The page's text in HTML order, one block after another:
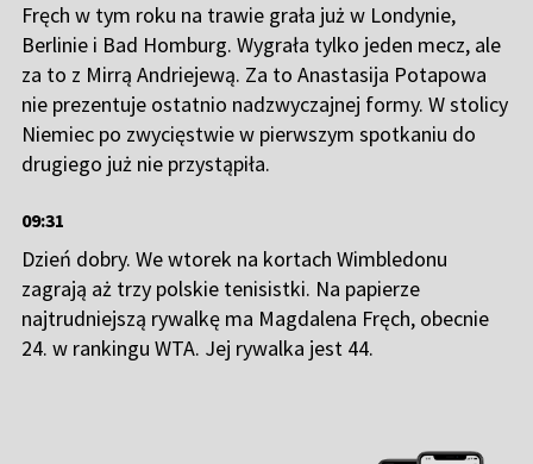
Fręch w tym roku na trawie grała już w Londynie,
Berlinie i Bad Homburg. Wygrała tylko jeden mecz, ale
za to z Mirrą Andriejewą. Za to Anastasija Potapowa
nie prezentuje ostatnio nadzwyczajnej formy. W stolicy
Niemiec po zwycięstwie w pierwszym spotkaniu do
drugiego już nie przystąpiła.
09:31
Dzień dobry. We wtorek na kortach Wimbledonu
zagrają aż trzy polskie tenisistki. Na papierze
najtrudniejszą rywalkę ma Magdalena Fręch, obecnie
24. w rankingu WTA. Jej rywalka jest 44.